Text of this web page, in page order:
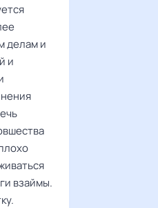
делам и
и
взаймы.